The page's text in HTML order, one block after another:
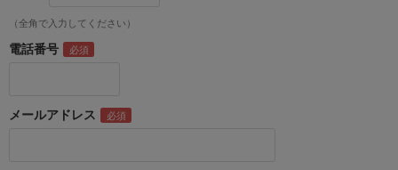
（全角で入力してください）
電話番号
メールアドレス